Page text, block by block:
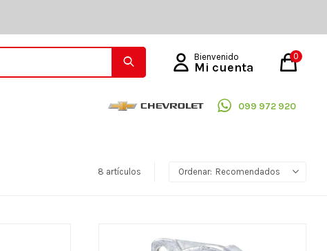
099 972 920
0
8 artículos Recomendados